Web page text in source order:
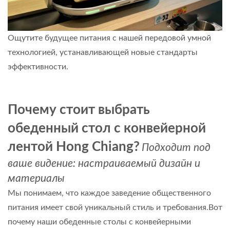
Ощутите будущее питания с нашей передовой умной
технологией, устанавливающей новые стандарты
эффективности.
Почему стоит выбрать
обеденный стол с конвейерной
лентой Hong Chiang? Подходит под
ваше видение: настраиваемый дизайн и
материалы
Мы понимаем, что каждое заведение общественного
питания имеет свой уникальный стиль и требования.Вот
почему наши обеденные столы с конвейерными